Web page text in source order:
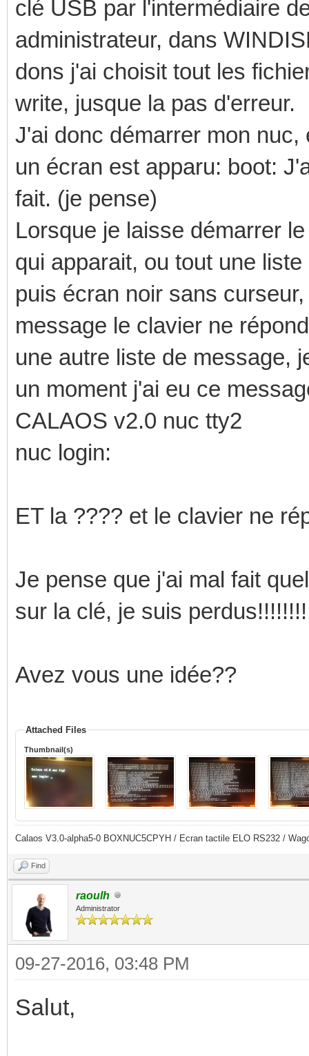
clé USB par l'intermédiaire
administrateur, dans
dons j'ai choisit tout les
write, jusque la pas d'erreur.
J'ai donc démarrer mon
un écran est apparu: boot:
fait. (je pense)
Lorsque je laisse démarrer
qui apparait, ou tout une
puis écran noir sans
message le clavier ne
une autre liste de message,
un moment j'ai eu ce
CALAOS v2.0 nuc tty2
nuc login:
ET la ???? et le clavier ne
Je pense que j'ai mal fait
sur la clé, je suis
Avez vous une idée??
Attached Files
Thumbnail(s)
Calaos V3.0-alpha5-0 BOXNUC5CPYH / Ecran tactile ELO RS232 /
Find
raoulh
Administrator
09-27-2016, 03:48 PM
Salut,